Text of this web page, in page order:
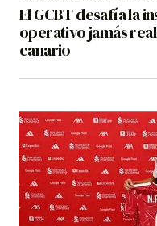
El GCBT desafía la
operativo jamás
canario